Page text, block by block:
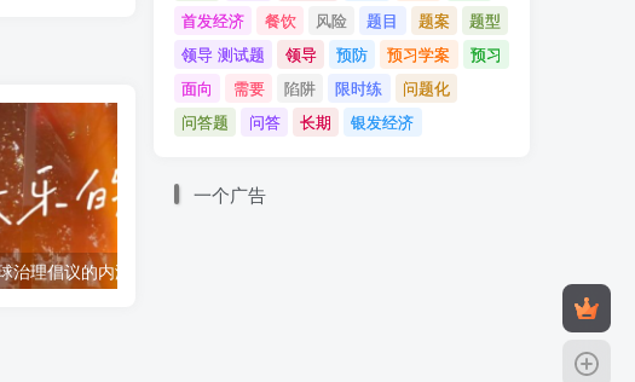
需调用文
治理倡议的内涵与选必一
首发经济
餐饮 风险 题目 题案
题型
领导 测试题
领导 预防 预习学案
预习
面向
需要 陷阱 限时练
问题化
问答题
问答 长期 银发经济
一个广告